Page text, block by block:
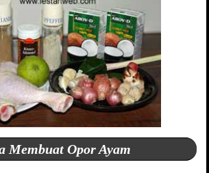
Membuat Opor Ayam